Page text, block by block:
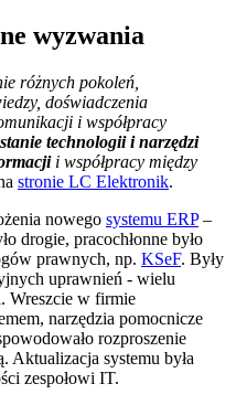
wyzwania
różnych pokoleń,
doświadczenia
i współpracy
technologii i narzędzi
i współpracy między
stronie LC Elektronik.
nowego systemu ERP–
drogie, pracochłonne było
prawnych, np. KSeF. Były
uprawnień - wielu
Wreszcie w firmie
narzędzia pomocnicze
rozproszenie
Aktualizacja systemu była
zespołowi IT.